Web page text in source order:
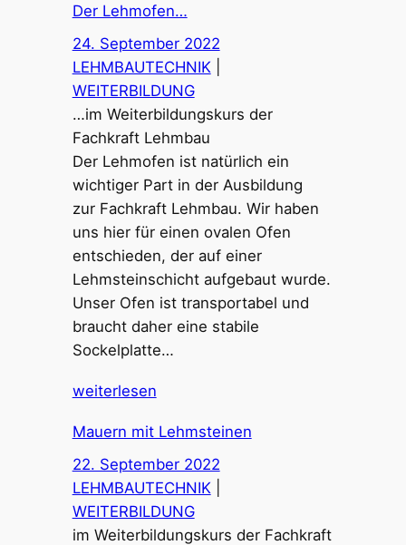
Der Lehmofen…
24. September 2022
LEHMBAUTECHNIK
WEITERBILDUNG
…im Weiterbildungskurs der
Fachkraft Lehmbau
Der Lehmofen ist natürlich ein
wichtiger Part in der Ausbildung
zur Fachkraft Lehmbau. Wir haben
uns hier für einen ovalen Ofen
entschieden, der auf einer
Lehmsteinschicht aufgebaut wurde.
Unser Ofen ist transportabel und
braucht daher eine stabile
Sockelplatte…
weiterlesen
Mauern mit Lehmsteinen
22. September 2022
LEHMBAUTECHNIK
WEITERBILDUNG
im Weiterbildungskurs der Fachkraft